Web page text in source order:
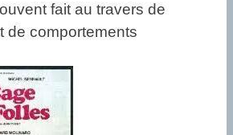
fait au travers de
de comportements